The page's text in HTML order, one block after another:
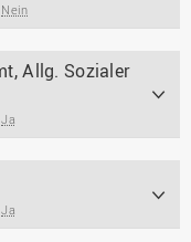
Nein
Allg. Sozialer
Ja
Ja